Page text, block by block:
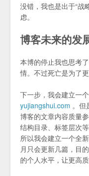
没错，我也是出于“战
虑。
博客未来的发
本博的停止我也思考
情。不过死亡是为了更
下一步，我会建立一
yujiangshui.com 。但
博客的文章内容质量
结构目录、标签层次
所以我会建立一个全
月只会更新几篇，目
的个人水平，让更高